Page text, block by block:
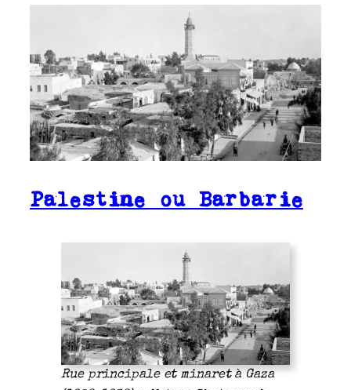
Palestine ou Barbarie
Rue principale et minaret à Gaza